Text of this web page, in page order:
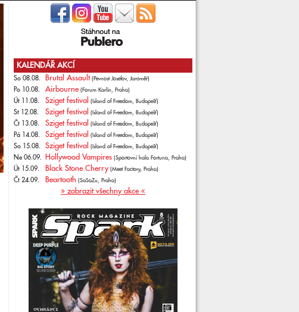
KALENDÁŘ AKCÍ
So 08.08. Brutal Assault (Pevnost Josefov, Jaroměř)
Po 10.08. Airbourne (Forum Karlín, Praha)
Út 11.08. Sziget festival (Island of Freedom, Budapešť)
St 12.08. Sziget festival (Island of Freedom, Budapešť)
Čt 13.08. Sziget festival (Island of Freedom, Budapešť)
Pá 14.08. Sziget festival (Island of Freedom, Budapešť)
So 15.08. Sziget festival (Island of Freedom, Budapešť)
Ne 06.09. Hollywood Vampires (Sportovní hala Fortuna, Praha)
Út 15.09. Black Stone Cherry (Meet Factory, Praha)
Čt 24.09. Beartooth (SaSaZu, Praha)
» zobrazit všechny akce «